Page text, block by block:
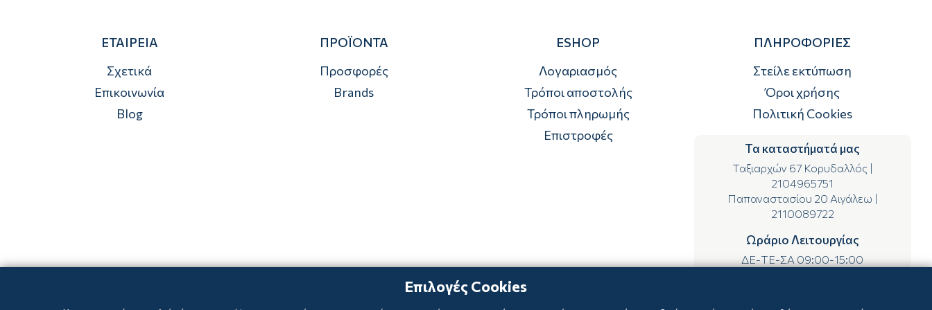
ΕΤΑΙΡΕΙΑ
Σχετικά
Επικοινωνία
Blog
ΠΡΟΪΟΝΤΑ
Προσφορές
Brands
ESHOP
Λογαριασμός
Τρόποι αποστολής
Τρόποι πληρωμής
Επιστροφές
ΠΛΗΡΟΦΟΡΙΕΣ
Στείλε εκτύπωση
Όροι χρήσης
Πολιτική Cookies
Τα καταστήματά μας
Ταξιαρχών 67 Κορυδαλλός|
2104965751
Παπαναστασίου 20 Αιγάλεω |
2110089722
Ωράριο Λειτουργίας
ΔΕ-ΤΕ-ΣΑ 09:00-15:00
Επιλογές Cookies